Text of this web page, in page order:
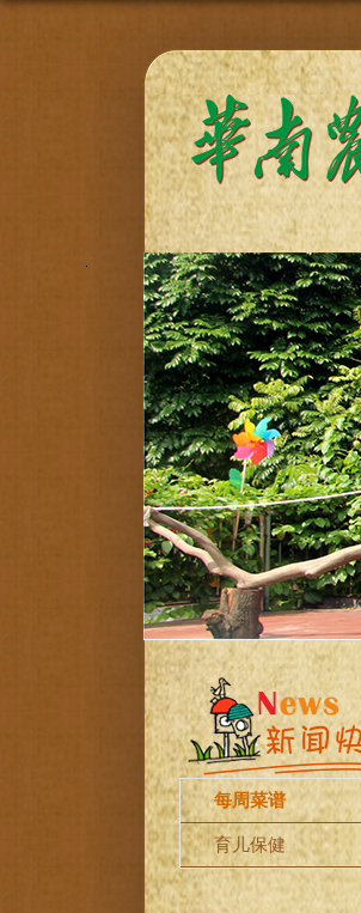
每周菜谱
育儿保健